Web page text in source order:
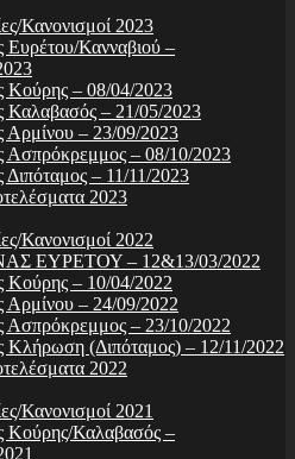
Κανονισμοί 2023
Ευρέτου/Κανναβιού –
Κούρης – 08/04/2023
Καλαβασός – 21/05/2023
Αρμίνου – 23/09/2023
Ασπρόκρεμμος – 08/10/2023
Διπόταμος – 11/11/2023
2023
Κανονισμοί 2022
ΕΥΡΕΤΟΥ – 12&13/03/2022
Κούρης – 10/04/2022
Αρμίνου – 24/09/2022
Ασπρόκρεμμος – 23/10/2022
Κλήρωση (Διπόταμος) – 12/11/2022
2022
Κανονισμοί 2021
Κούρης/Καλαβασός –